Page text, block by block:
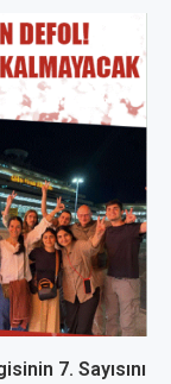
7. Sayısını